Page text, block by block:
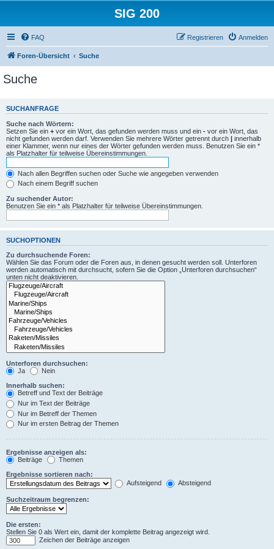
SIG 200
FAQ Anmelden
Registrieren
Foren-Übersicht Suche
Suche
SUCHANFRAGE
Suche nach Wörtern:
Setzen Sie ein + vor ein Wort, das gefunden werden muss und ein - vor ein Wort, das
nicht gefunden werden darf. Verwenden Sie mehrere Wörter getrennt durch | innerhalb
einer Klammer, wenn nur eines der Wörter gefunden werden muss. Benutzen Sie ein *
als Platzhalter für teilweise Übereinstimmungen.
Nach allen Begriffen suchen oder Suche wie angegeben verwenden
Nach einem Begriff suchen
Zu suchender Autor:
Benutzen Sie ein * als Platzhalter für teilweise Übereinstimmungen.
SUCHOPTIONEN
Zu durchsuchende Foren:
Wählen Sie das Forum oder die Foren aus, in denen gesucht werden soll. Unterforen
werden automatisch mit durchsucht, sofern Sie die Option „Unterforen durchsuchen“
unten nicht deaktivieren.
Unterforen durchsuchen:
Ja
Nein
Innerhalb suchen:
Betreff und Text der Beiträge
Nur im Text der Beiträge
Nur im Betreff der Themen
Nur im ersten Beitrag der Themen
Ergebnisse anzeigen als:
Beiträge
Themen
Ergebnisse sortieren nach:
Aufsteigend
Absteigend
Suchzeitraum begrenzen:
Die ersten:
Stellen Sie 0 als Wert ein, damit der komplette Beitrag angezeigt wird.
Zeichen der Beiträge anzeigen